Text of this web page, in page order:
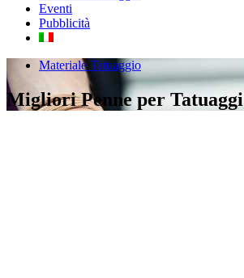
Eventi
Pubblicità
Materiale Tatuaggio
Migliori Penne per Tatuaggi